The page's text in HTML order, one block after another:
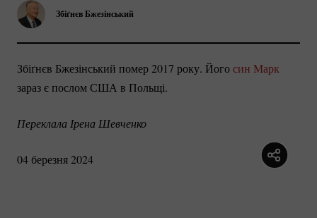
Збіґнєв Бжезінський
Збіґнєв Бжезінський помер 2017 року. Йогосин Марк
зараз є послом США в Польщі.
Переклала Ірена Шевченко
04 березня 2024